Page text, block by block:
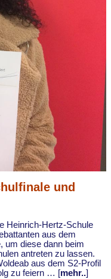
und
Heinrich-Hertz-Schule
aus dem
um diese dann beim
antreten zu lassen.
aus dem S2-Profil
zu feiern … [mehr..]